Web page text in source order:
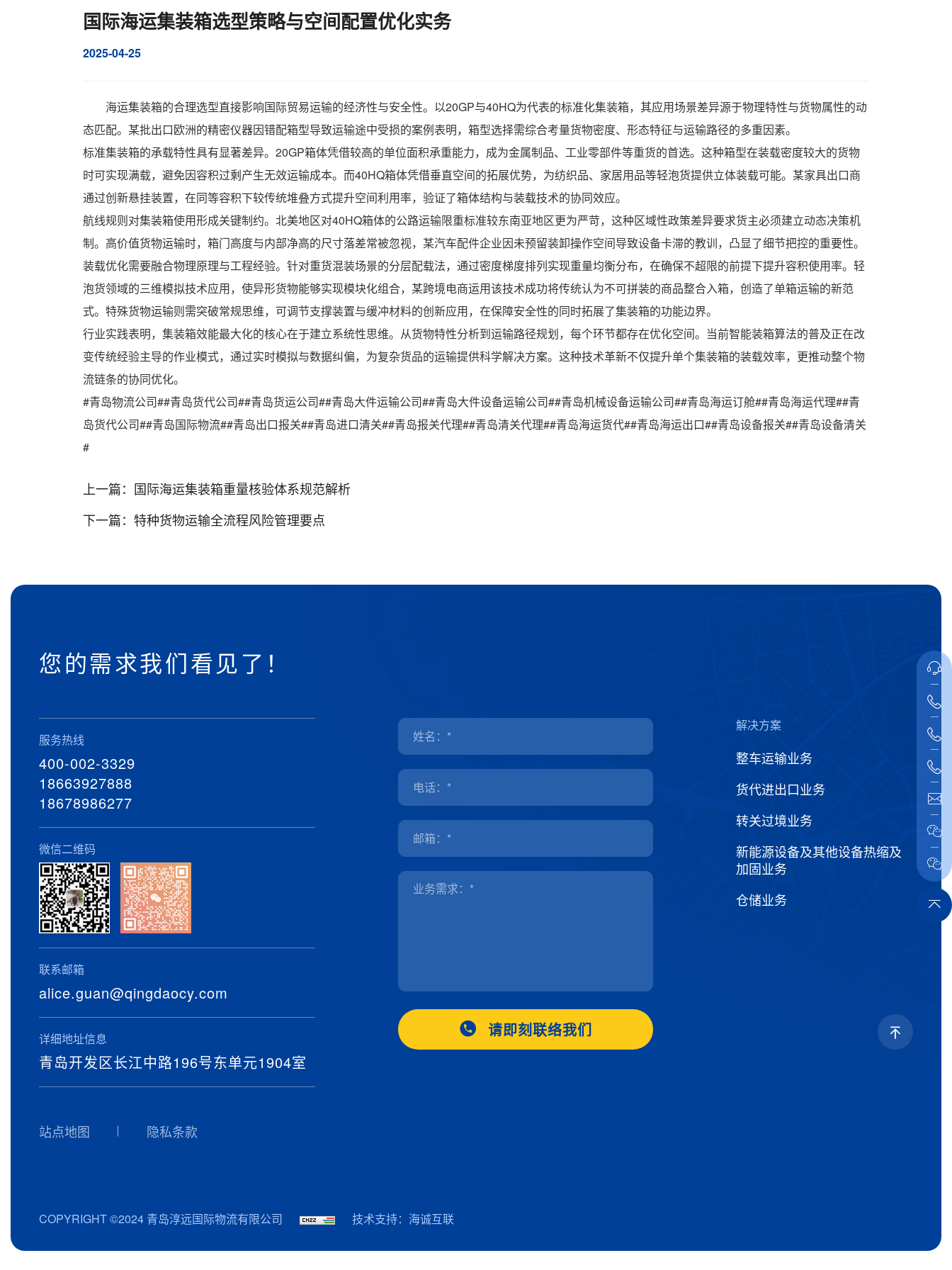
国际海运集装箱选型策略与空间配置优化实务
2025-04-25
海运集装箱的合理选型直接影响国际贸易运输的经济性与安全性。以20GP与40HQ为代表的标准化集装箱，其应用场景差异源于物理特性与货物属性的动
态匹配。某批出口欧洲的精密仪器因错配箱型导致运输途中受损的案例表明，箱型选择需综合考量货物密度、形态特征与运输路径的多重因素。
标准集装箱的承载特性具有显著差异。20GP箱体凭借较高的单位面积承重能力，成为金属制品、工业零部件等重货的首选。这种箱型在装载密度较大的货物
时可实现满载，避免因容积过剩产生无效运输成本。而40HQ箱体凭借垂直空间的拓展优势，为纺织品、家居用品等轻泡货提供立体装载可能。某家具出口商
通过创新悬挂装置，在同等容积下较传统堆叠方式提升空间利用率，验证了箱体结构与装载技术的协同效应。
航线规则对集装箱使用形成关键制约。北美地区对40HQ箱体的公路运输限重标准较东南亚地区更为严苛，这种区域性政策差异要求货主必须建立动态决策机
制。高价值货物运输时，箱门高度与内部净高的尺寸落差常被忽视，某汽车配件企业因未预留装卸操作空间导致设备卡滞的教训，凸显了细节把控的重要性。
装载优化需要融合物理原理与工程经验。针对重货混装场景的分层配载法，通过密度梯度排列实现重量均衡分布，在确保不超限的前提下提升容积使用率。轻
泡货领域的三维模拟技术应用，使异形货物能够实现模块化组合，某跨境电商运用该技术成功将传统认为不可拼装的商品整合入箱，创造了单箱运输的新范
式。特殊货物运输则需突破常规思维，可调节支撑装置与缓冲材料的创新应用，在保障安全性的同时拓展了集装箱的功能边界。
行业实践表明，集装箱效能最大化的核心在于建立系统性思维。从货物特性分析到运输路径规划，每个环节都存在优化空间。当前智能装箱算法的普及正在改
变传统经验主导的作业模式，通过实时模拟与数据纠偏，为复杂货品的运输提供科学解决方案。这种技术革新不仅提升单个集装箱的装载效率，更推动整个物
流链条的协同优化。
#青岛物流公司##青岛货代公司##青岛货运公司##青岛大件运输公司##青岛大件设备运输公司##青岛机械设备运输公司##青岛海运订舱##青岛海运代理##青
岛货代公司##青岛国际物流##青岛出口报关##青岛进口清关##青岛报关代理##青岛清关代理##青岛海运货代##青岛海运出口##青岛设备报关##青岛设备清关
#
上一篇： 国际海运集装箱重量核验体系规范解析
下一篇： 特种货物运输全流程风险管理要点
您的需求我们看见了！
服务热线
400-002-3329
18663927888
18678986277
微信二维码
联系邮箱
alice.guan@qingdaocy.com
详细地址信息
青岛开发区长江中路196号东单元1904室
站点地图 隐私条款
请即刻联络我们
解决方案
整车运输业务
货代进出口业务
转关过境业务
新能源设备及其他设备热缩及
加固业务
仓储业务
COPYRIGHT ©2024 青岛淳远国际物流有限公司 技术支持：海诚互联